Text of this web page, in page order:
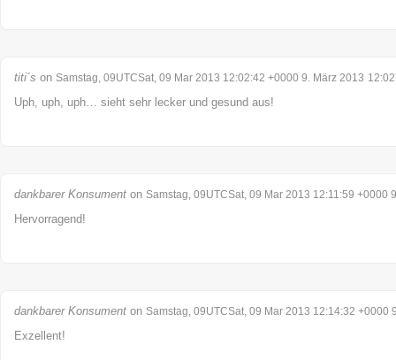
titi´s on Samstag, 09UTCSat, 09 Mar 2013 12:02:42 +0000 9. März 2013 12:02
Uph, uph, uph… sieht sehr lecker und gesund aus!
dankbarer Konsument on Samstag, 09UTCSat, 09 Mar 2013 12:11:59 +0000
Hervorragend!
dankbarer Konsument on Samstag, 09UTCSat, 09 Mar 2013 12:14:32 +0000
Exzellent!